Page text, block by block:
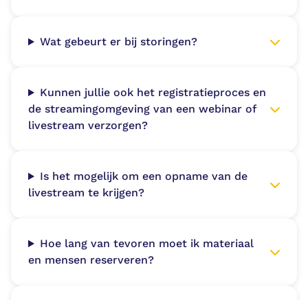
Wat gebeurt er bij storingen?
Kunnen jullie ook het registratieproces en
de streamingomgeving van een webinar of
livestream verzorgen?
Is het mogelijk om een opname van de
livestream te krijgen?
Hoe lang van tevoren moet ik materiaal
en mensen reserveren?